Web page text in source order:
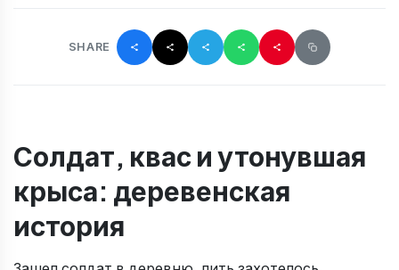
SHARE
Солдат, квас и утонувшая
крыса: деревенская
история